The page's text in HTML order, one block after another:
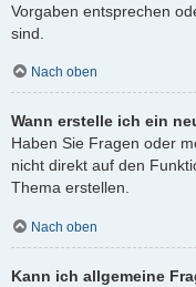
Vorgaben entsprechen
sind.
Nach oben
Wann erstelle ich ein
Haben Sie Fragen oder
nicht direkt auf den
Thema erstellen.
Nach oben
Kann ich allgemeine